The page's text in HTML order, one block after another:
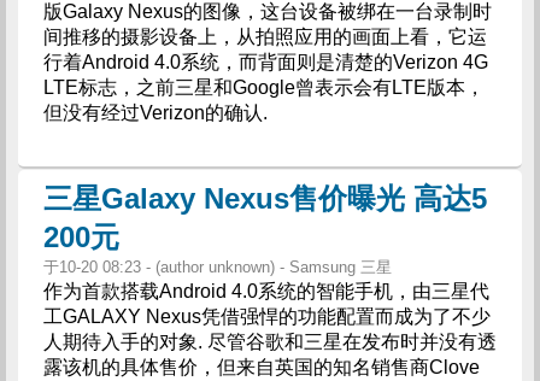
版Galaxy Nexus的图像，这台设备被绑在一台录制时
间推移的摄影设备上，从拍照应用的画面上看，它运
行着Android 4.0系统，而背面则是清楚的Verizon 4G
LTE标志，之前三星和Google曾表示会有LTE版本，
但没有经过Verizon的确认.
三星Galaxy Nexus售价曝光 高达5
200元
于10-20 08:23 - (author unknown) - Samsung 三星
作为首款搭载Android 4.0系统的智能手机，由三星代
工GALAXY Nexus凭借强悍的功能配置而成为了不少
人期待入手的对象. 尽管谷歌和三星在发布时并没有透
露该机的具体售价，但来自英国的知名销售商Clove